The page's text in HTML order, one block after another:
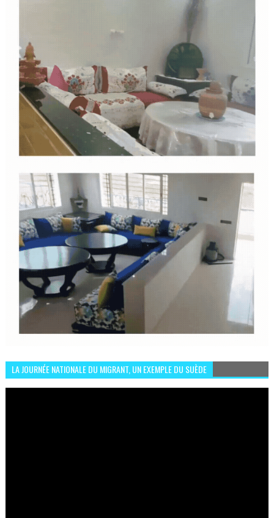
LA JOURNÉE NATIONALE DU MIGRANT, UN EXEMPLE DU SUÈDE